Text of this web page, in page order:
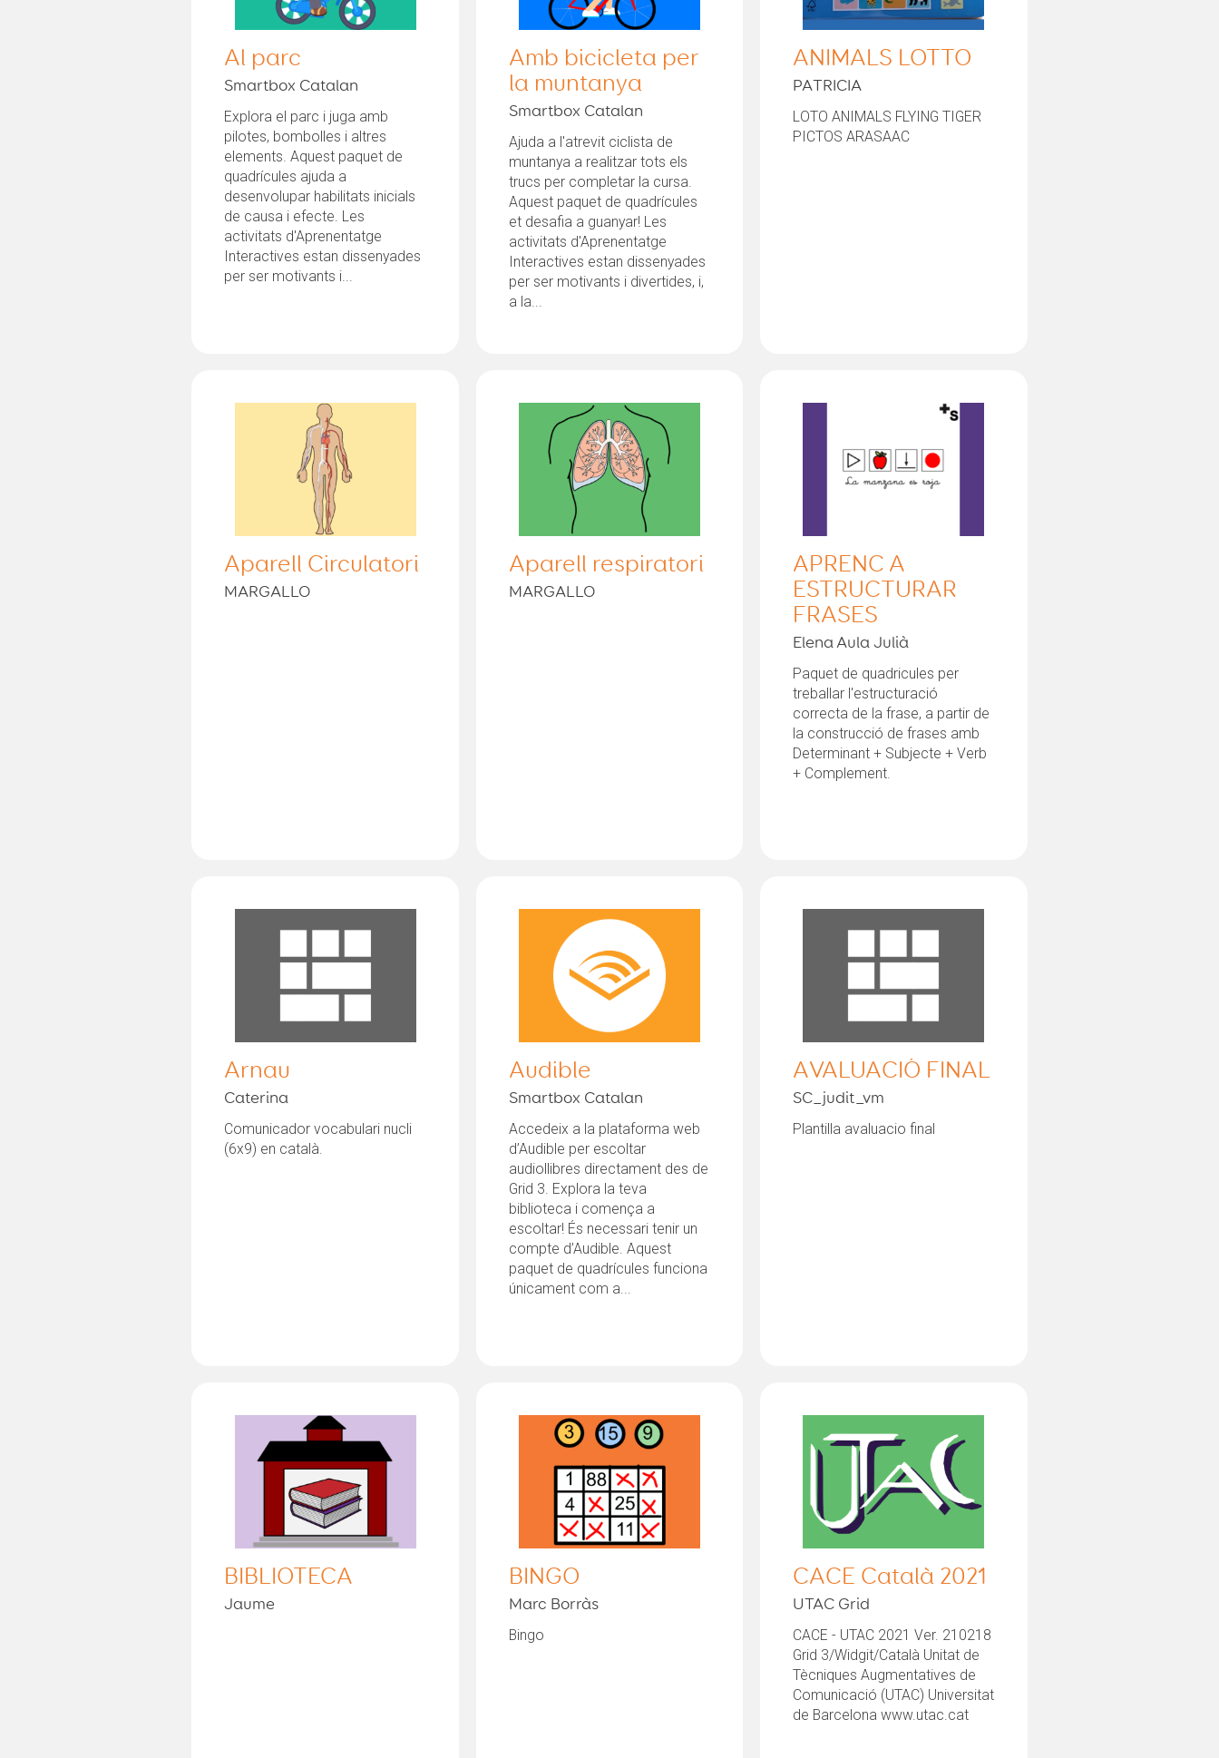
Al parc
Smartbox Catalan
Explora el parc i juga amb
pilotes, bombolles i altres
elements. Aquest paquet de
quadrícules ajuda a
desenvolupar habilitats inicials
de causa i efecte. Les
activitats d'Aprenentatge
Interactives estan dissenyades
per ser motivants i...
Amb bicicleta per
la muntanya
Smartbox Catalan
Ajuda a l'atrevit ciclista de
muntanya a realitzar tots els
trucs per completar la cursa.
Aquest paquet de quadrícules
et desafia a guanyar! Les
activitats d'Aprenentatge
Interactives estan dissenyades
per ser motivants i divertides, i,
a la...
ANIMALS LOTTO
PATRICIA
LOTO ANIMALS FLYING TIGER
PICTOS ARASAAC
Aparell Circulatori
MARGALLO
Aparell respiratori
MARGALLO
APRENC A
ESTRUCTURAR
FRASES
Elena Aula Julià
Paquet de quadricules per
treballar l'estructuració
correcta de la frase, a partir de
la construcció de frases amb
Determinant + Subjecte + Verb
+ Complement.
Arnau
Caterina
Comunicador vocabulari nucli
(6x9) en català.
Audible
Smartbox Catalan
Accedeix a la plataforma web
d’Audible per escoltar
audiollibres directament des de
Grid 3. Explora la teva
biblioteca i comença a
escoltar! És necessari tenir un
compte d’Audible. Aquest
paquet de quadrícules funciona
únicament com a...
AVALUACIÓ FINAL
SC_judit_vm
Plantilla avaluacio final
BIBLIOTECA
Jaume
BINGO
Marc Borràs
Bingo
CACE Català 2021
UTAC Grid
CACE - UTAC 2021 Ver. 210218
Grid 3/Widgit/Català Unitat de
Tècniques Augmentatives de
Comunicació (UTAC) Universitat
de Barcelona www.utac.cat